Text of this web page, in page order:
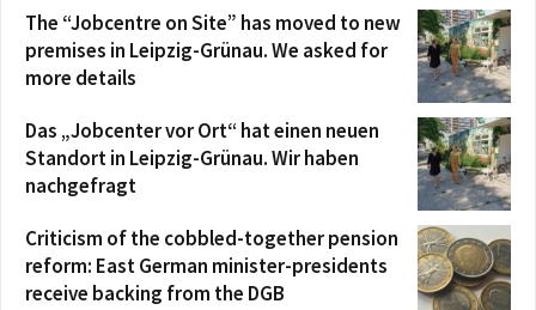
The “Jobcentre on Site” has moved to new
premises in Leipzig-Grünau. We asked for
more details
Das „Jobcenter vor Ort“ hat einen neuen
Standort in Leipzig-Grünau. Wir haben
nachgefragt
Criticism of the cobbled-together pension
reform: East German minister-presidents
receive backing from the DGB